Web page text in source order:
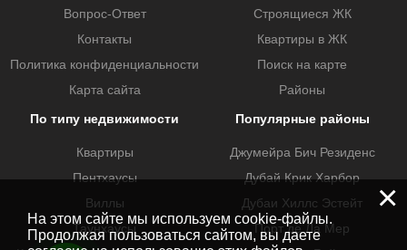
Вопрос-Ответ
Контакты
Политика конфиденциальности
Карта сайта
Строящиеся ЖК
Квартиры в ЖК
Поиск на карте
Районы
По типу недвижимости
Квартиры
Пентхаусы
Виллы
Таунхаусы
Популярные районы
Джумейра Бич Резиденс
Дубай Крик Харбор
Дубаи Хиллс Эстейт
Порт де Ла Мер
×
На этом сайте мы используем cookie-файлы.
Продолжая пользоваться сайтом, вы даете